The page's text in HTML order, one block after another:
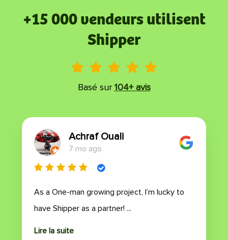
+15 000 vendeurs utilisent
Shipper
Basé sur 104+ avis
Achraf Ouali
7 mo ago
As a One-man growing project, I’m lucky to
have Shipper as a partner! ...
Lire la suite